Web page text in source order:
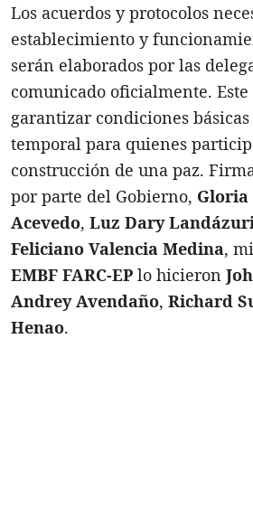
Los acuerdos y protocolos
establecimiento y
serán elaborados por las
comunicado oficialmente. Este
garantizar condiciones
temporal para quienes
construcción de una paz.
por parte del Gobierno, Gloria
Acevedo, Luz Dary
Feliciano Valencia Medina,
EMBF FARC-EP lo hicieron
Andrey Avendaño, Richard
Henao.